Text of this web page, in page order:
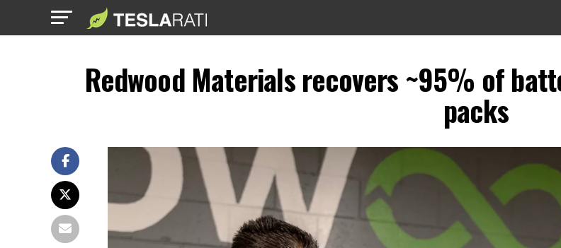
Redwood Materials recovers ~95% of
packs